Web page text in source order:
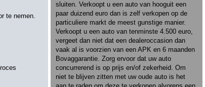
sluiten. Verkoopt u een auto van hooguit een
paar duizend euro dan is zelf verkopen op de
particuliere markt de meest gunstige manier.
Verkoopt u een auto van tenminste 4.500 euro,
vergeet dan niet dat een dealeroccasion dan
vaak al is voorzien van een APK en 6 maanden
Bovaggarantie. Zorg ervoor dat uw auto
concurrerend is op prijs en/of zekerheid. Om
niet te blijven zitten met uw oude auto is het
te nemen.